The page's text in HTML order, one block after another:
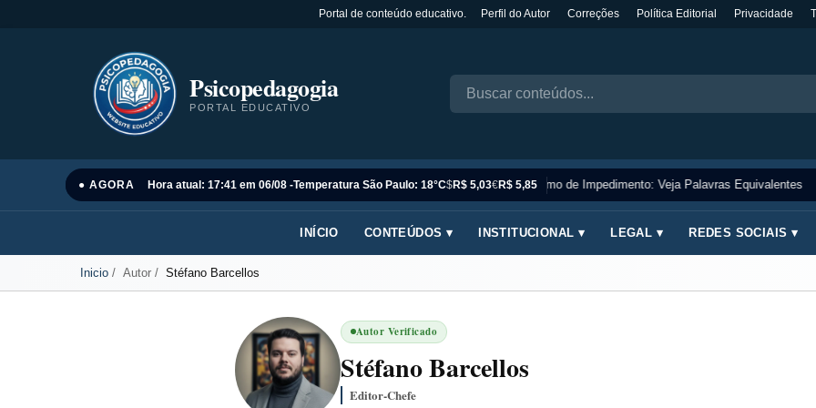
Portal de conteúdo educativo. Perfil do Autor Correções Política Editorial Privacidade
Psicopedagogia
PORTAL EDUCATIVO
● AGORA Hora atual: 17:41 em 06/08 -Temperatura São Paulo: 18°C$R$ 5,03€R$ 5,85
Sinônimo de Impedimento: Veja Palavras Equivalentes
INÍCIO CONTEÚDOS ▾ INSTITUCIONAL ▾ LEGAL ▾ REDES SOCIAIS ▾
Inicio Autor Stéfano Barcellos
Autor Verificado
Stéfano Barcellos
Editor-Chefe